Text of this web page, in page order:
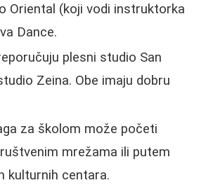
Oriental (koji vodi instruktorka
Dance.
plesni studio San
Zeina. Obe imaju dobru
za školom može početi
mrežama ili putem
kulturnih centara.